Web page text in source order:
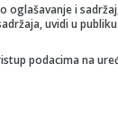
oglašavanje i
uvidi u
podacima na